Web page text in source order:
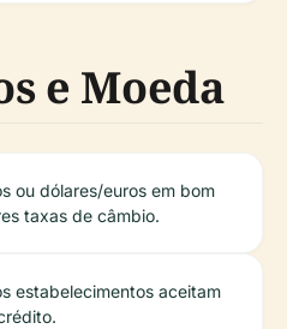
e Moeda
ou dólares/euros em bom
taxas de câmbio.
estabelecimentos aceitam